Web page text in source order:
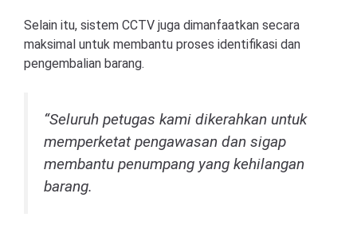
Selain itu, sistem CCTV juga dimanfaatkan secara
maksimal untuk membantu proses identifikasi dan
pengembalian barang.
“Seluruh petugas kami dikerahkan untuk
memperketat pengawasan dan sigap
membantu penumpang yang kehilangan
barang.